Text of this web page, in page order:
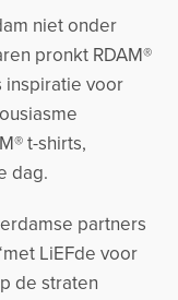
niet onder
pronkt RDAM®
inspiratie voor
t-shirts,
dag.
partners
LiEFde voor
de straten